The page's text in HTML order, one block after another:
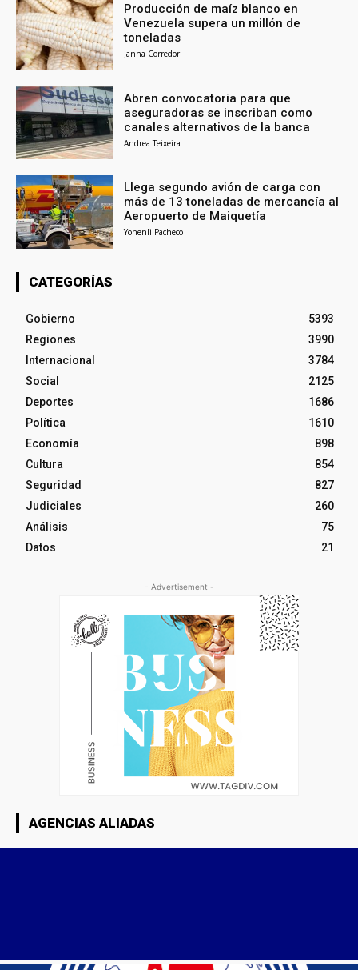
Producción de maíz blanco en
Venezuela supera un millón de
toneladas
Janna Corredor
Abren convocatoria para que
aseguradoras se inscriban como
canales alternativos de la banca
Andrea Teixeira
Llega segundo avión de carga con
más de 13 toneladas de mercancía al
Aeropuerto de Maiquetía
Yohenli Pacheco
CATEGORÍAS
Gobierno
5393
Regiones
3990
Internacional
3784
Social
2125
Deportes
1686
Política
1610
Economía
898
Cultura
854
Seguridad
827
Judiciales
260
Análisis
75
Datos
21
- Advertisement -
AGENCIAS ALIADAS